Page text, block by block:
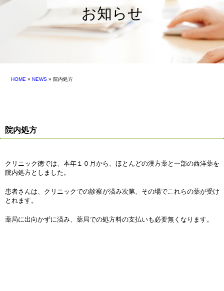
お知らせ
HOME » NEWS » 院内処方
院内処方
クリニック徳では、本年１０月から、ほとんどの漢方薬と一部の西洋薬を
院内処方としました。
患者さんは、クリニックでの診察が済み次第、その場でこれらの薬が受け
とれます。
薬局に出向かずに済み、薬局での処方料の支払いも必要無くなります。